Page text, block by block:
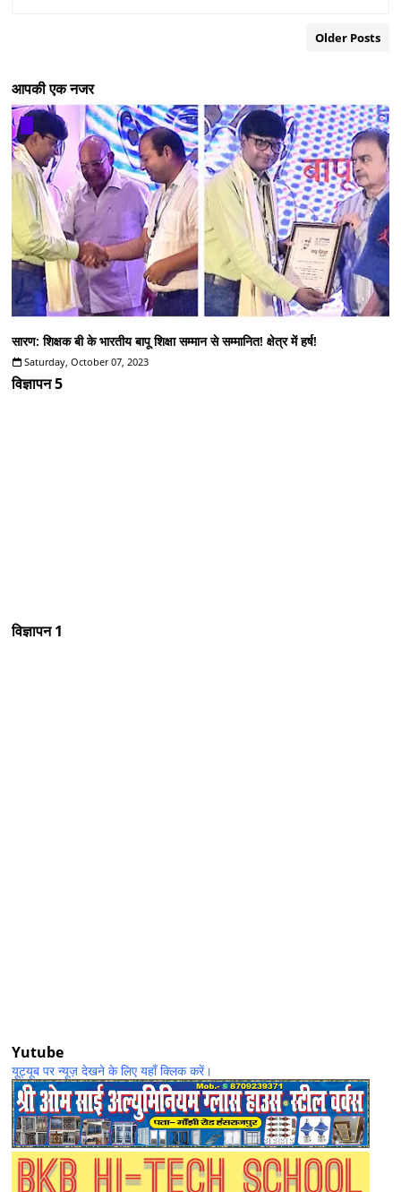
Older Posts
आपकी एक नजर
सारण: शिक्षक बी के भारतीय बापू शिक्षा सम्मान से सम्मानित! क्षेत्र में हर्ष!
Saturday, October 07, 2023
विज्ञापन 5
विज्ञापन 1
Yutube
यूट्यूब पर न्यूज़ देखने के लिए यहाँ क्लिक करें।